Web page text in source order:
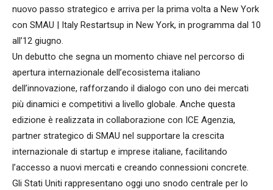
nuovo passo strategico e arriva per la prima volta a New York
con SMAU | Italy Restartsup in New York, in programma dal 10
all’12 giugno.
Un debutto che segna un momento chiave nel percorso di
apertura internazionale dell’ecosistema italiano
dell’innovazione, rafforzando il dialogo con uno dei mercati
più dinamici e competitivi a livello globale. Anche questa
edizione è realizzata in collaborazione con ICE Agenzia,
partner strategico di SMAU nel supportare la crescita
internazionale di startup e imprese italiane, facilitando
l’accesso a nuovi mercati e creando connessioni concrete.
Gli Stati Uniti rappresentano oggi uno snodo centrale per lo